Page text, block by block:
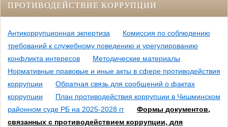
ПРОТИВОДЕЙСТВИЕ КОРРУПЦИИ
Антикоррупционная экпертиза
Комиссия по соблюдению
требований к служебному поведению и урегулированию
конфликта интересов
Методические материалы
Нормативные правовые и иные акты в сфере противодействия
коррупции
Обратная связь для сообщений о фактах
коррупции
План противодействия коррупции в Чишминском
районном суде РБ на 2025-2028 гг
Формы документов,
связанных с противодействием коррупции, для